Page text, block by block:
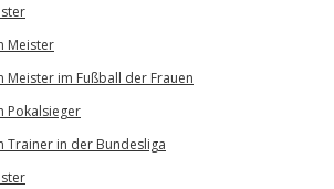
Meister
Meister im Fußball der Frauen
Pokalsieger
Trainer in der Bundesliga